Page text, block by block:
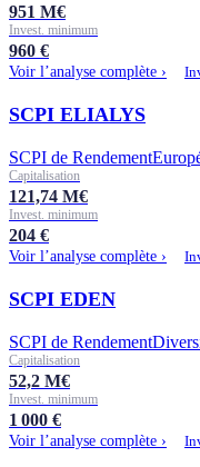
951 M€
Invest. minimum
960 €
Voir l’analyse complète ›
SCPI ELIALYS
SCPI de Rendement
Capitalisation
121,74 M€
Invest. minimum
204 €
Voir l’analyse complète ›
SCPI EDEN
SCPI de Rendement
Capitalisation
52,2 M€
Invest. minimum
1 000 €
Voir l’analyse complète ›